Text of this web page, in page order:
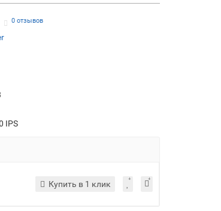
0 отзывов
IPS
Купить в 1 клик